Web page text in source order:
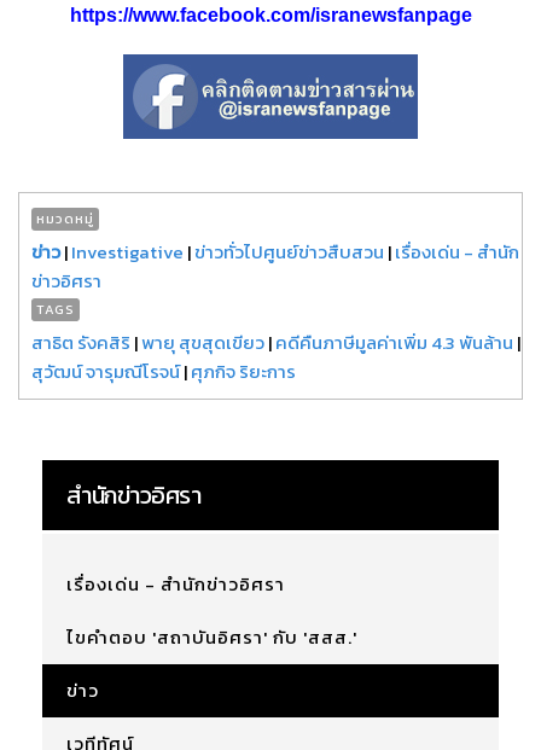
https://www.facebook.com/isranewsfanpage
หมวดหมู่
ข่าว|Investigative |ข่าวทั่วไปศูนย์ข่าวสืบสวน |เรื่องเด่น - สำนัก
ข่าวอิศรา
TAGS
สาธิต รังคสิริ |พายุ สุขสุดเขียว|คดีคืนภาษีมูลค่าเพิ่ม 4.3 พันล้าน |
สุวัฒน์ จารุมณีโรจน์|ศุภกิจ ริยะการ
สำนักข่าวอิศรา
เรื่องเด่น - สำนักข่าวอิศรา
ไขคำตอบ 'สถาบันอิศรา' กับ 'สสส.'
ข่าว
เวทีทัศน์